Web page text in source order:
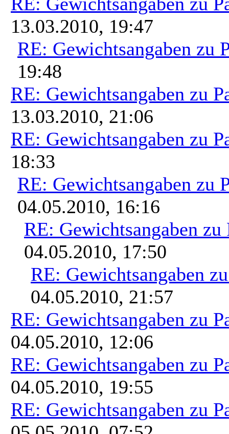
13.03.2010, 19:47
RE: Gewichtsangaben zu
19:48
RE: Gewichtsangaben zu
13.03.2010, 21:06
RE: Gewichtsangaben zu
18:33
RE: Gewichtsangaben zu
04.05.2010, 16:16
RE: Gewichtsangaben zu
04.05.2010, 17:50
RE: Gewichtsangaben
04.05.2010, 21:57
RE: Gewichtsangaben zu
04.05.2010, 12:06
RE: Gewichtsangaben zu
04.05.2010, 19:55
RE: Gewichtsangaben zu